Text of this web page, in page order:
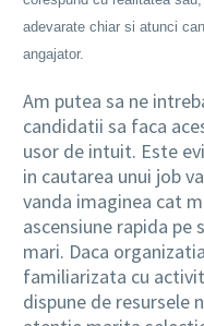
adevarate chiar si atunci
angajator.
Am putea sa ne
candidatii sa faca
usor de intuit. Este
in cautarea unui job
vanda imaginea cat
ascensiune rapida pe
mari. Daca
familiarizata cu
dispune de resursele